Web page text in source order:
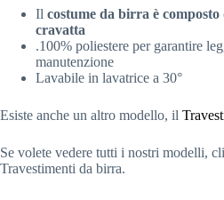
Il costume da birra è
cravatta
.100% poliestere per garantire
manutenzione
Lavabile in lavatrice a 30°
Esiste anche un altro modello, il
Se volete vedere tutti i nostri modelli,
Travestimenti da birra.